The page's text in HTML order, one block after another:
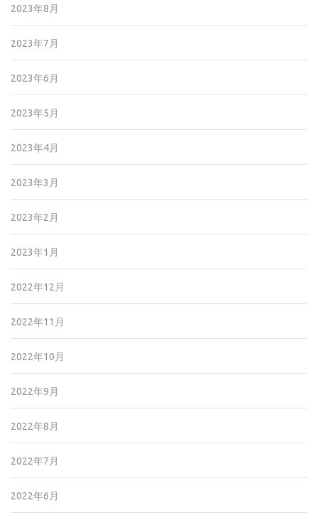
2023年8月
2023年7月
2023年6月
2023年5月
2023年4月
2023年3月
2023年2月
2023年1月
2022年12月
2022年11月
2022年10月
2022年9月
2022年8月
2022年7月
2022年6月